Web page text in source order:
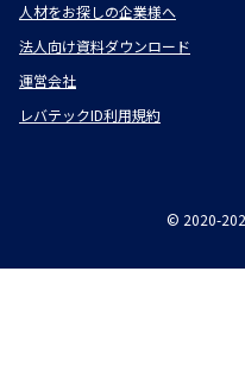
人材をお探しの企業様へ
法人向け資料ダウンロード
運営会社
レバテックID利用規約
© 2020-